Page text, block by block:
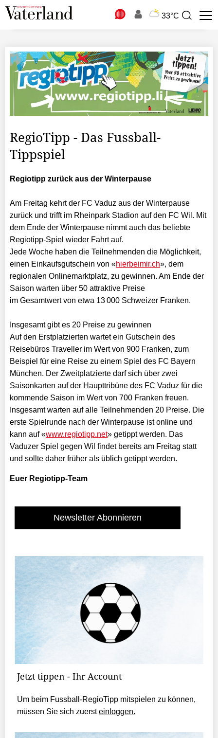
33°C
Suchbegriff
RegioTipp - Das Fussball-
Tippspiel
Regiotipp zurück aus der Winterpause
Am Freitag kehrt der FC Vaduz aus der Winterpause
zurück und trifft im Rheinpark Stadion auf den FC Wil. Mit
dem Ende der Winterpause nimmt auch das beliebte
Regiotipp-Spiel wieder Fahrt auf.
Jede Woche haben die Teilnehmenden die Möglichkeit,
einen Einkaufsgutschein von «hierbeimir.ch», dem
regionalen Onlinemarktplatz, zu gewinnen. Am Ende der
Saison warten über 50 attraktive Preise
im Gesamtwert von etwa 13 000 Schweizer Franken.
Insgesamt gibt es 20 Preise zu gewinnen
Auf den Erstplatzierten wartet ein Gutschein des
Reisebüros Traveller im Wert von 900 Franken, zum
Beispiel für eine Reise zu einem Spiel des FC Bayern
München. Der Zweitplatzierte darf sich über zwei
Saisonkarten auf der Haupttribüne des FC Vaduz für die
kommende Saison im Wert von 700 Franken freuen.
Insgesamt warten auf alle Teilnehmenden 20 Preise. Die
erste Spielrunde nach der Winterpause ist online und
kann auf «www.regiotipp.net» getippt werden. Das
Vaduzer Spiel gegen Wil findet bereits am Freitag statt
und sollte daher früher als üblich getippt werden.
Euer Regiotipp-Team
Newsletter Abonnieren
Jetzt tippen - Ihr Account
Um beim Fussball-RegioTipp mitspielen zu können,
müssen Sie sich zuersteinloggen.